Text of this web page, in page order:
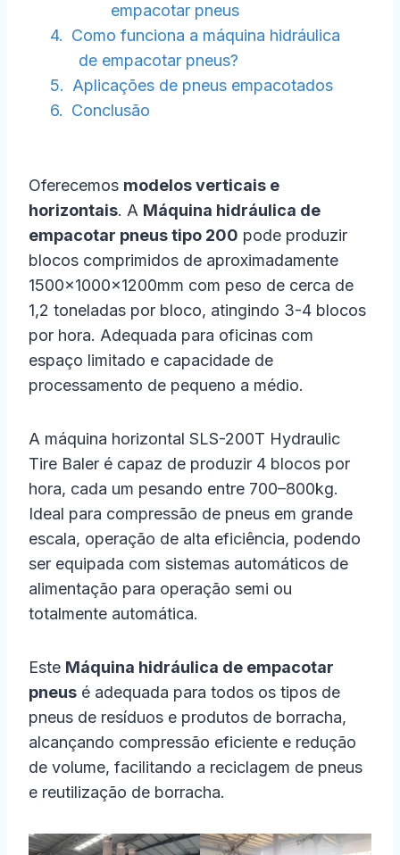
empacotar pneus
Como funciona a máquina hidráulica
de empacotar pneus?
Aplicações de pneus empacotados
Conclusão
Oferecemos modelos verticais e
horizontais. A Máquina hidráulica de
empacotar pneus tipo 200 pode produzir
blocos comprimidos de aproximadamente
1500×1000×1200mm com peso de cerca de
1,2 toneladas por bloco, atingindo 3-4 blocos
por hora. Adequada para oficinas com
espaço limitado e capacidade de
processamento de pequeno a médio.
A máquina horizontal SLS-200T Hydraulic
Tire Baler é capaz de produzir 4 blocos por
hora, cada um pesando entre 700–800kg.
Ideal para compressão de pneus em grande
escala, operação de alta eficiência, podendo
ser equipada com sistemas automáticos de
alimentação para operação semi ou
totalmente automática.
Este Máquina hidráulica de empacotar
pneus é adequada para todos os tipos de
pneus de resíduos e produtos de borracha,
alcançando compressão eficiente e redução
de volume, facilitando a reciclagem de pneus
e reutilização de borracha.